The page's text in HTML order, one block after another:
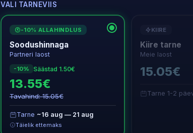
VALI TARNEVIIS
€ -10% ALLAHINDLUS
Soodushinnaga
Partneri laost
-10% Säästad 1.50€
13.55€
Tavahind: 15.05€
Tarne ~16 aug — 21 aug
Täielik ettemaks
KIIRE
Kiire tarne
Meie laost
15.05€
Tarne 1-2